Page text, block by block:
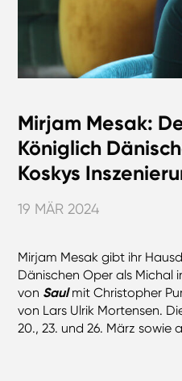
Mirjam Mesak:
Königlich
Koskys
19 MÄR 2024
Mirjam Mesak gibt ihr
Dänischen Oper als Michal
von Saulmit Christopher
von Lars Ulrik Mortensen.
20., 23. und 26. März sowie